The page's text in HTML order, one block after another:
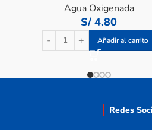
Agua Oxigenada
S/ 4.80
Añadir al carrito
Redes